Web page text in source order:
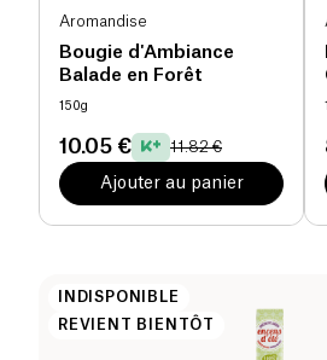
Aromandise
Bougie d'Ambiance
Balade en Forêt
150g
10.05 € 11.82 €
Ajouter au panier
INDISPONIBLE
REVIENT BIENTÔT